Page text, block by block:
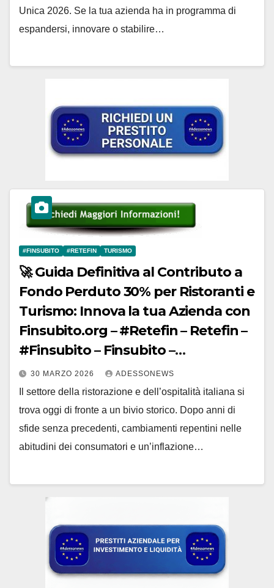
Unica 2026. Se la tua azienda ha in programma di
espandersi, innovare o stabilire…
#FINSUBITO #RETEFIN TURISMO
🚀 Guida Definitiva al Contributo a
Fondo Perduto 30% per Ristoranti e
Turismo: Innova la tua Azienda con
Finsubito.org – #Retefin – Retefin –
#Finsubito – Finsubito –
#Adessonews – #Adessonews –
#Finsubito – Adessonews
30 MARZO 2026 ADESSONEWS
Il settore della ristorazione e dell’ospitalità italiana si
trova oggi di fronte a un bivio storico. Dopo anni di
sfide senza precedenti, cambiamenti repentini nelle
abitudini dei consumatori e un’inflazione…